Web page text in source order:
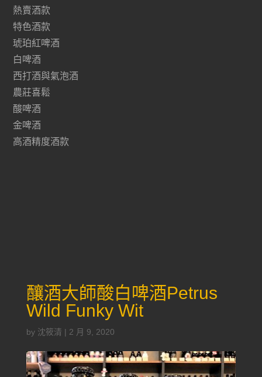
熱賣酒款
特色酒款
琥珀紅啤酒
白啤酒
西打酒與氣泡酒
農莊喜鬆
酸啤酒
金啤酒
高酒精度酒款
釀酒大師酸白啤酒Petrus
Wild Funky Wit
by 沈筱清 | 2 月 9, 2020